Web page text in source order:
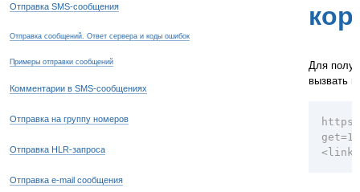
Отправка SMS-сообщения
Отправка сообщений. Ответ сервера и коды ошибок
Примеры отправки сообщений
Комментарии в SMS-сообщениях
Отправка на группу номеров
Отправка HLR-запроса
Отправка e-mail сообщения
Для
вызвать
<link>